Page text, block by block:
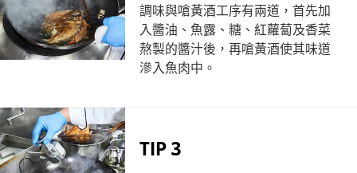
調味與嗆黃酒工序有兩道，首先加
入醬油、魚露、糖、紅蘿蔔及香菜
熬製的醬汁後，再嗆黃酒使其味道
滲入魚肉中。
TIP 3